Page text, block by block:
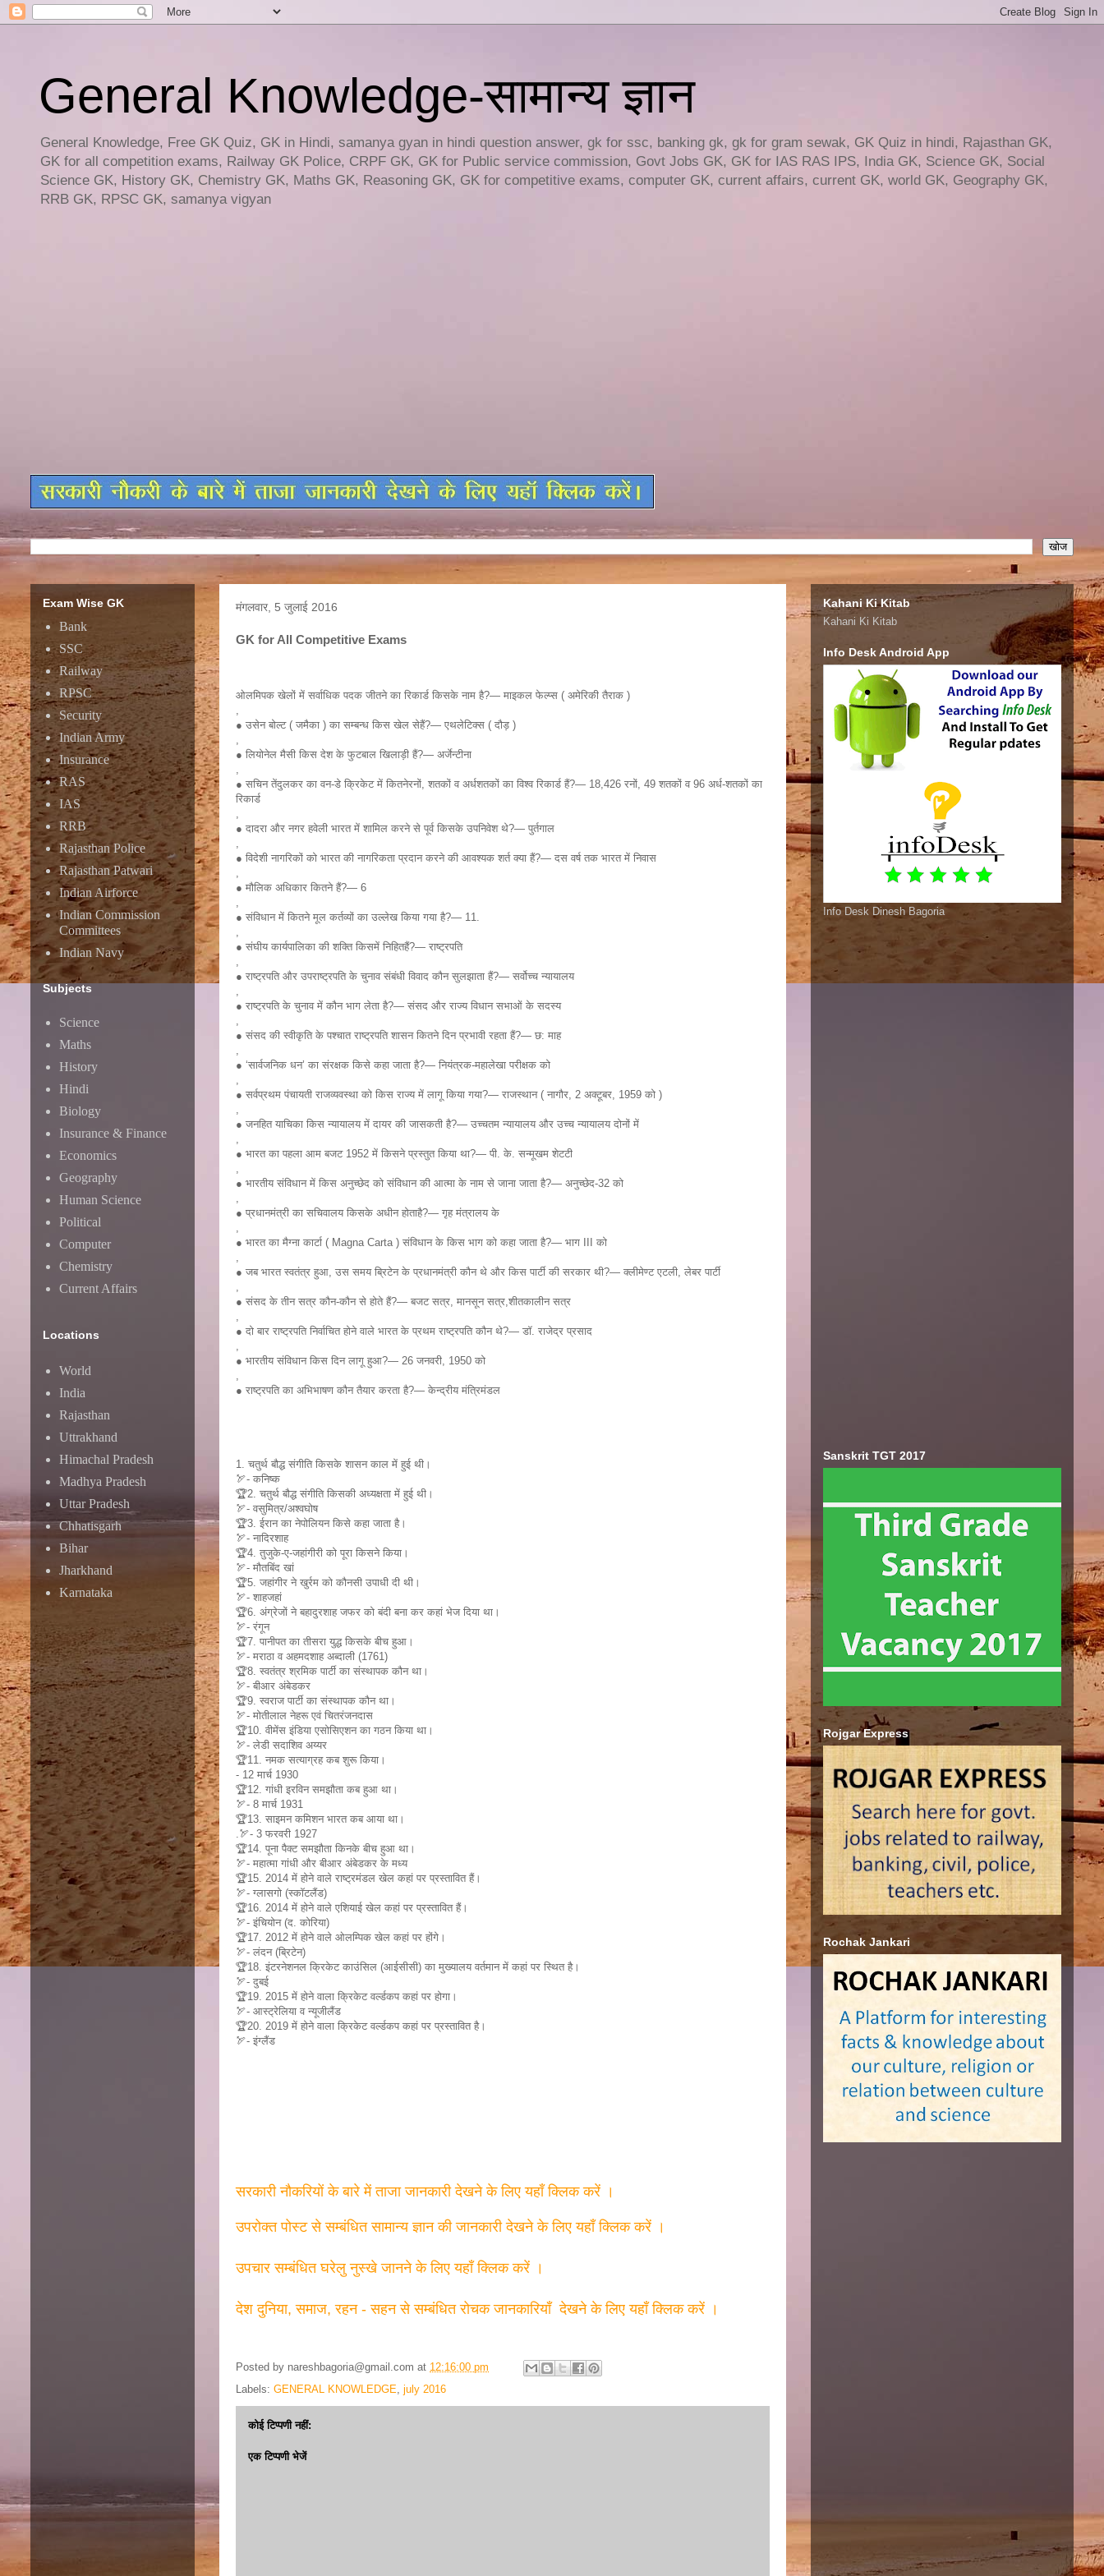
General Knowledge-सामान्य ज्ञान
General Knowledge, Free GK Quiz, GK in Hindi, samanya gyan in hindi question answer, gk for ssc, banking gk, gk for gram sewak, GK Quiz in hindi, Rajasthan GK,
GK for all competition exams, Railway GK Police, CRPF GK, GK for Public service commission, Govt Jobs GK, GK for IAS RAS IPS, India GK, Science GK, Social
Science GK, History GK, Chemistry GK, Maths GK, Reasoning GK, GK for competitive exams, computer GK, current affairs, current GK, world GK, Geography GK,
RRB GK, RPSC GK, samanya vigyan
मंगलवार, 5 जुलाई 2016
GK for All Competitive Exams
ओलमिपक खेलों में सर्वाधिक पदक जीतने का रिकार्ड किसके नाम है?— माइकल फेल्प्स ( अमेरिकी तैराक )
,
● उसेन बोल्ट ( जमैका ) का सम्बन्ध किस खेल सेहैं?— एथलेटिक्स ( दौड़ )
,
● लियोनेल मैसी किस देश के फुटबाल खिलाड़ी हैं?— अर्जेन्टीना
,
● सचिन तेंदुलकर का वन-डे क्रिकेट में कितनेरनों, शतकों व अर्धशतकों का विश्व रिकार्ड हैं?— 18,426 रनों, 49 शतकों व 96 अर्ध-शतकों का
रिकार्ड
,
● दादरा और नगर हवेली भारत में शामिल करने से पूर्व किसके उपनिवेश थे?— पुर्तगाल
,
● विदेशी नागरिकों को भारत की नागरिकता प्रदान करने की आवश्यक शर्त क्या हैं?— दस वर्ष तक भारत में निवास
,
● मौलिक अधिकार कितने हैं?— 6
,
● संविधान में कितने मूल कर्तव्यों का उल्लेख किया गया है?— 11.
,
● संघीय कार्यपालिका की शक्ति किसमें निहितहैं?— राष्ट्रपति
,
● राष्ट्रपति और उपराष्ट्रपति के चुनाव संबंधी विवाद कौन सुलझाता हैं?— सर्वोच्च न्यायालय
,
● राष्ट्रपति के चुनाव में कौन भाग लेता है?— संसद और राज्य विधान सभाओं के सदस्य
,
● संसद की स्वीकृति के पश्चात राष्ट्रपति शासन कितने दिन प्रभावी रहता हैं?— छ: माह
,
● ‘सार्वजनिक धन’ का संरक्षक किसे कहा जाता है?— नियंत्रक-महालेखा परीक्षक को
,
● सर्वप्रथम पंचायती राजव्यवस्था को किस राज्य में लागू किया गया?— राजस्थान ( नागौर, 2 अक्टूबर, 1959 को )
,
● जनहित याचिका किस न्यायालय में दायर की जासकती है?— उच्चतम न्यायालय और उच्च न्यायालय दोनों में
,
● भारत का पहला आम बजट 1952 में किसने प्रस्तुत किया था?— पी. के. सन्मूखम शेटटी
,
● भारतीय संविधान में किस अनुच्छेद को संविधान की आत्मा के नाम से जाना जाता है?— अनुच्छेद-32 को
,
● प्रधानमंत्री का सचिवालय किसके अधीन होताहै?— गृह मंत्रालय के
,
● भारत का मैग्ना कार्टा ( Magna Carta ) संविधान के किस भाग को कहा जाता है?— भाग III को
,
● जब भारत स्वतंत्र हुआ, उस समय ब्रिटेन के प्रधानमंत्री कौन थे और किस पार्टी की सरकार थी?— क्लीमेण्ट एटली, लेबर पार्टी
,
● संसद के तीन सत्र कौन-कौन से होते हैं?— बजट सत्र, मानसून सत्र,शीतकालीन सत्र
,
● दो बार राष्ट्रपति निर्वाचित होने वाले भारत के प्रथम राष्ट्रपति कौन थे?— डॉ. राजेद्र प्रसाद
,
● भारतीय संविधान किस दिन लागू हुआ?— 26 जनवरी, 1950 को
,
● राष्ट्रपति का अभिभाषण कौन तैयार करता है?— केन्द्रीय मंत्रिमंडल
1. चतुर्थ बौद्ध संगीति किसके शासन काल में हुई थी।
🏹- कनिष्क
🏆2. चतुर्थ बौद्ध संगीति किसकी अध्यक्षता में हुई थी।
🏹- वसुमित्र/अश्वघोष
🏆3. ईरान का नेपोलियन किसे कहा जाता है।
🏹- नादिरशाह
🏆4. तुजुके-ए-जहांगीरी को पूरा किसने किया।
🏹- मौतबिंद खां
🏆5. जहांगीर ने खुर्रम को कौनसी उपाधी दी थी।
🏹- शाहजहां
🏆6. अंग्रेजों ने बहादुरशाह जफर को बंदी बना कर कहां भेज दिया था।
🏹- रंगून
🏆7. पानीपत का तीसरा युद्ध किसके बीच हुआ।
🏹- मराठा व अहमदशाह अब्दाली (1761)
🏆8. स्वतंत्र श्रमिक पार्टी का संस्थापक कौन था।
🏹- बीआर अंबेडकर
🏆9. स्वराज पार्टी का संस्थापक कौन था।
🏹- मोतीलाल नेहरू एवं चितरंजनदास
🏆10. वीमेंस इंडिया एसोसिएशन का गठन किया था।
🏹- लेडी सदाशिव अय्यर
🏆11. नमक सत्याग्रह कब शुरू किया।
- 12 मार्च 1930
🏆12. गांधी इरविन समझौता कब हुआ था।
🏹- 8 मार्च 1931
🏆13. साइमन कमिशन भारत कब आया था।
.🏹- 3 फरवरी 1927
🏆14. पूना पैक्ट समझौता किनके बीच हुआ था।
🏹- महात्मा गांधी और बीआर अंबेडकर के मध्य
🏆15. 2014 में होने वाले राष्ट्रमंडल खेल कहां पर प्रस्तावित हैं।
🏹- ग्लासगो (स्कॉटलैंड)
🏆16. 2014 में होने वाले एशियाई खेल कहां पर प्रस्तावित हैं।
🏹- इंचियोन (द. कोरिया)
🏆17. 2012 में होने वाले ओलम्पिक खेल कहां पर होंगे।
🏹- लंदन (ब्रिटेन)
🏆18. इंटरनेशनल क्रिकेट काउंसिल (आईसीसी) का मुख्यालय वर्तमान में कहां पर स्थित है।
🏹- दुबई
🏆19. 2015 में होने वाला क्रिकेट वर्ल्डकप कहां पर होगा।
🏹- आस्ट्रेलिया व न्यूजीलैंड
🏆20. 2019 में होने वाला क्रिकेट वर्ल्डकप कहां पर प्रस्तावित है।
🏹- इंग्लैंड
सरकारी नौकरियों के बारे में ताजा जानकारी देखने के लिए यहाँ क्लिक करें ।
उपरोक्त पोस्ट से सम्बंधित सामान्य ज्ञान की जानकारी देखने के लिए यहाँ क्लिक करें ।
उपचार सम्बंधित घरेलु नुस्खे जानने के लिए यहाँ क्लिक करें ।
देश दुनिया, समाज, रहन - सहन से सम्बंधित रोचक जानकारियाँ देखने के लिए यहाँ क्लिक करें ।
Posted by nareshbagoria@gmail.com at 12:16:00 pm
Labels: GENERAL KNOWLEDGE, july 2016
कोई टिप्पणी नहीं:
एक टिप्पणी भेजें
Exam Wise GK
Bank
SSC
Railway
RPSC
Security
Indian Army
Insurance
RAS
IAS
RRB
Rajasthan Police
Rajasthan Patwari
Indian Airforce
Indian Commission
Committees
Indian Navy
Subjects
Science
Maths
History
Hindi
Biology
Insurance & Finance
Economics
Geography
Human Science
Political
Computer
Chemistry
Current Affairs
Locations
World
India
Rajasthan
Uttrakhand
Himachal Pradesh
Madhya Pradesh
Uttar Pradesh
Chhatisgarh
Bihar
Jharkhand
Karnataka
Kahani Ki Kitab
Kahani Ki Kitab
Info Desk Android App
Info Desk Dinesh Bagoria
Sanskrit TGT 2017
Rojgar Express
Rochak Jankari